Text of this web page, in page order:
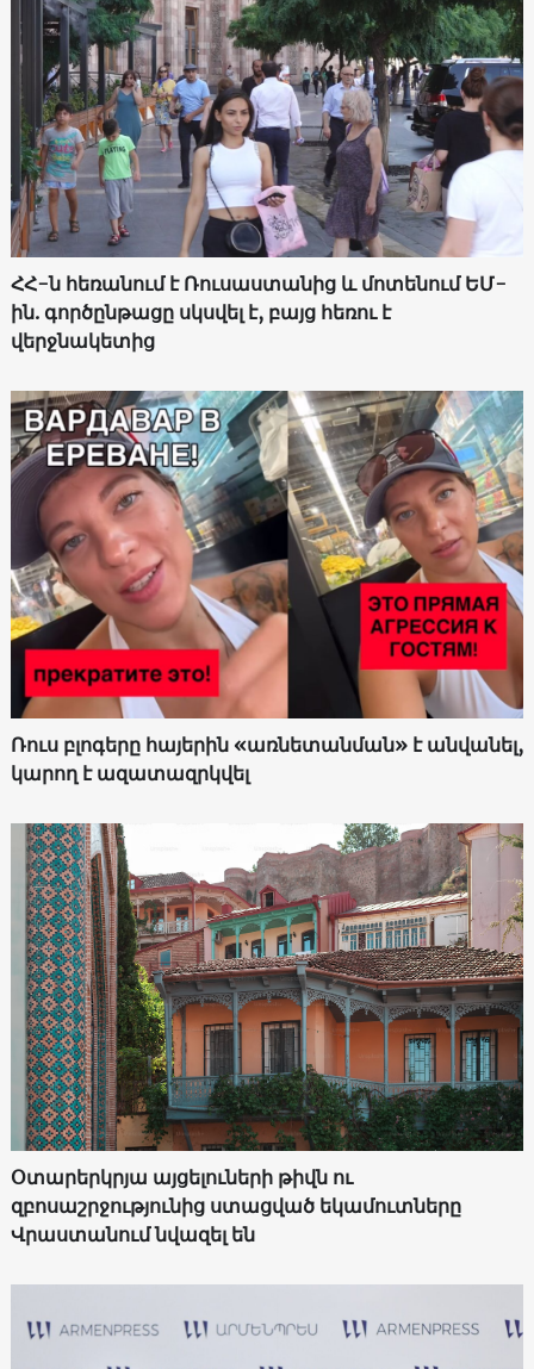
ՀՀ-ն հեռանում է Ռուսաստանից և մոտենում ԵՄ-
ին. գործընթացը սկսվել է, բայց հեռու է
վերջնակետից
Ռուս բլոգերը հայերին «առնետանման» է անվանել,
կարող է ազատազրկվել
Օտարերկրյա այցելուների թիվն ու
զբոսաշրջությունից ստացված եկամուտները
Վրաստանում նվազել են